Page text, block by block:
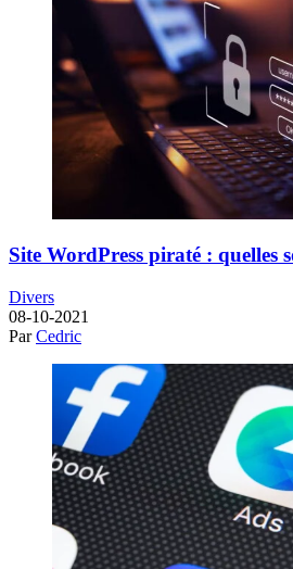
Site WordPress piraté : quelles
Divers
08-10-2021
ParCedric